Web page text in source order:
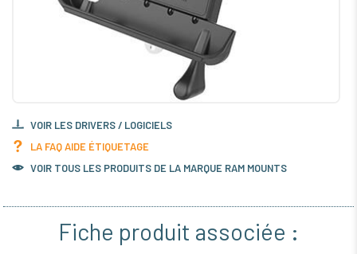
VOIR LES DRIVERS / LOGICIELS
LA FAQ AIDE ÉTIQUETAGE
VOIR TOUS LES PRODUITS DE LA MARQUE RAM MOUNTS
Fiche produit associée :